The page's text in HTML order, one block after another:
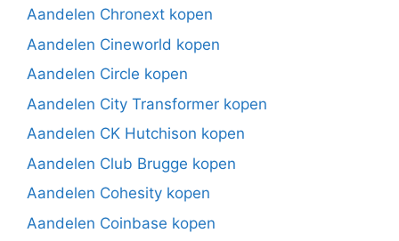
Aandelen Chronext kopen
Aandelen Cineworld kopen
Aandelen Circle kopen
Aandelen City Transformer kopen
Aandelen CK Hutchison kopen
Aandelen Club Brugge kopen
Aandelen Cohesity kopen
Aandelen Coinbase kopen